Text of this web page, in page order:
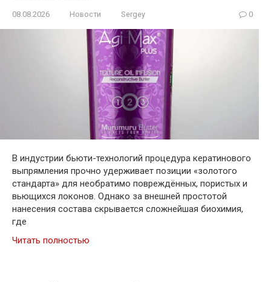
08.08.2026 Новости Sergey 0
В индустрии бьюти-технологий процедура кератинового
выпрямления прочно удерживает позиции «золотого
стандарта» для необратимо повреждённых, пористых и
вьющихся локонов. Однако за внешней простотой
нанесения состава скрывается сложнейшая биохимия,
где
Читать полностью